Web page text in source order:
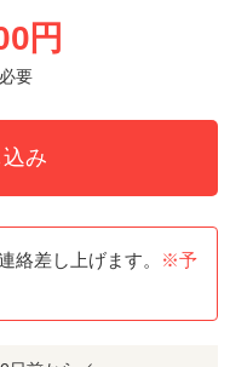
円
要
み
絡差し上げます。
※予